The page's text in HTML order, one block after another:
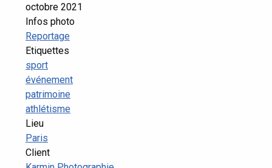
octobre 2021
Infos photo
Reportage
Etiquettes
sport
événement
patrimoine
athlétisme
Lieu
Paris
Client